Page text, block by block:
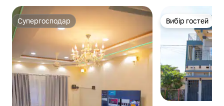
Супергосподар
Супергосподар Вибір гостей
Вибір гостей